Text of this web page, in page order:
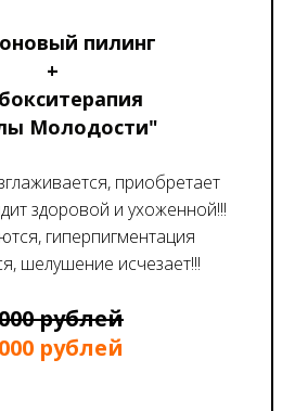
пилинг
+
Молодости"
приобретает
здоровой и ухоженной!!!
гиперпигментация
шелушение исчезает!!!
рублей
рублей